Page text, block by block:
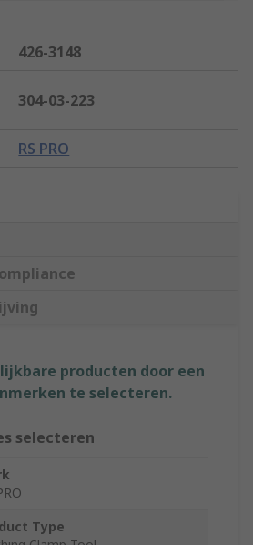
426-3148
304-03-223
RS PRO
producten door een
te selecteren.
selecteren
Type